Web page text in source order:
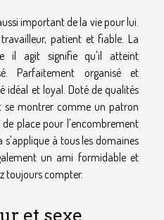
important de la vie pour lui.
patient et fiable. La
il agit signifie qu'il atteint
Parfaitement organisé et
idéal et loyal. Doté de qualités
se montrer comme un patron
place pour l'encombrement
s'applique à tous les domaines
un ami formidable et
toujours compter.
et sexe